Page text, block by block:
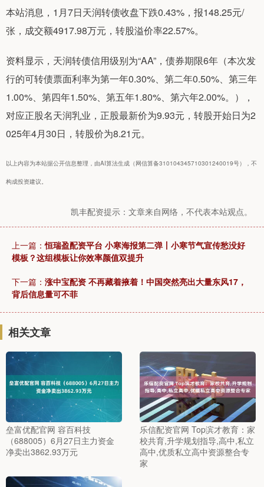
本站消息，1月7日天润转债收盘下跌0.43%，报148.25元/
张，成交额4917.98万元，转股溢价率22.57%。
资料显示，天润转债信用级别为“AA”，债券期限6年（本次发
行的可转债票面利率为第一年0.30%、第二年0.50%、第三年
1.00%、第四年1.50%、第五年1.80%、第六年2.00%。），
对应正股名天润乳业，正股最新价为9.93元，转股开始日为2
025年4月30日，转股价为8.21元。
以上内容为本站据公开信息整理，由AI算法生成（网信算备310104345710301240019号），不
构成投资建议。
凯丰配资提示：文章来自网络，不代表本站观点。
上一篇：恒瑞盈配资平台 小寒海报第二弹丨小寒节气宣传愁没好
模板？这组模板让你效率颜值双提升
下一篇： 涨中宝配资 不再藏着掖着！中国突然亮出大量东风17，
背后信息量可不菲
相关文章
垒富优配官网 容百科技
（688005）6月27日主力资金
净卖出3862.93万元
乐信配资官网 Top滨才教育：家
校共育,升学规划指导,高中,私立
高中,优质私立高中资源整合专
家